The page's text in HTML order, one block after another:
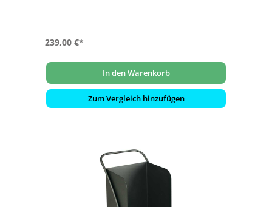
239,00 €*
In den Warenkorb
Zum Vergleich hinzufügen